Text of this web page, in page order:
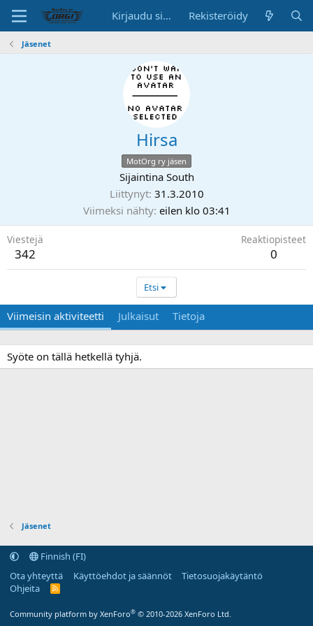
Kirjaudu sisään Rekisteröidy
Jäsenet
Hirsa
MotOrg ry jäsen
Sijaintina South
Liittynyt 31.3.2010
Viimeksi nähty eilen klo 03:41
Viestejä
342
Reaktiopisteet
0
Etsi
Viimeisin aktiviteetti Julkaisut Tietoja
Syöte on tällä hetkellä tyhjä.
Jäsenet
Finnish (FI)
Ota yhteyttä
Käyttöehdot ja säännöt
Tietosuojakäytäntö
Ohjeita
R
Community platform by XenForo® © 2010-2026 XenForo Ltd.